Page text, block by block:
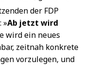
der FDP
»Ab jetzt wird
wird ein neues
zeitnah konkrete
vorzulegen, und